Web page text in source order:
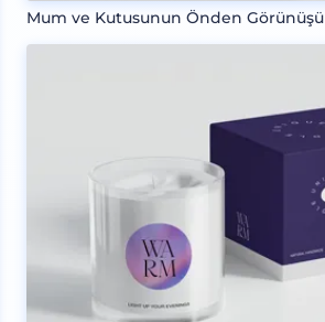
Mum ve Kutusunun Önden Görünüşü